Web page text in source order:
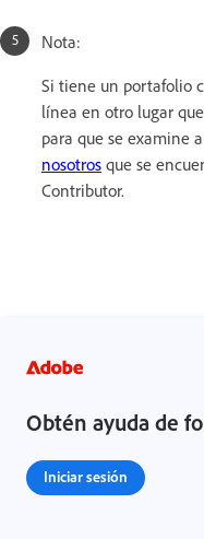
Nota:
Si tiene un portafolio
línea en otro lugar
para que se examine
nosotros que se
Contributor.
Obtén ayuda de
Iniciar sesión